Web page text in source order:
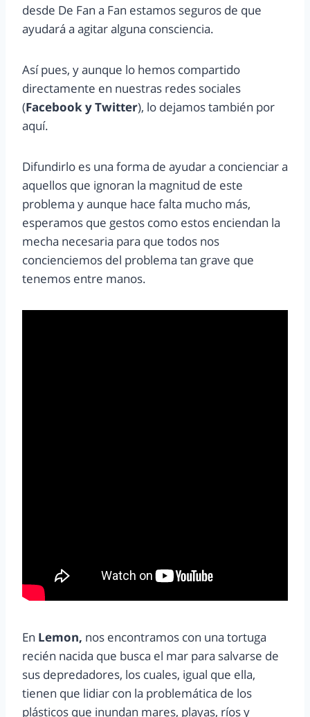
desde De Fan a Fan estamos seguros de que
ayudará a agitar alguna consciencia.
Así pues, y aunque lo hemos compartido
directamente en nuestras redes sociales
(Facebook y Twitter), lo dejamos también por
aquí.
Difundirlo es una forma de ayudar a concienciar a
aquellos que ignoran la magnitud de este
problema y aunque hace falta mucho más,
esperamos que gestos como estos enciendan la
mecha necesaria para que todos nos
concienciemos del problema tan grave que
tenemos entre manos.
En Lemon, nos encontramos con una tortuga
recién nacida que busca el mar para salvarse de
sus depredadores, los cuales, igual que ella,
tienen que lidiar con la problemática de los
plásticos que inundan mares, playas, ríos y